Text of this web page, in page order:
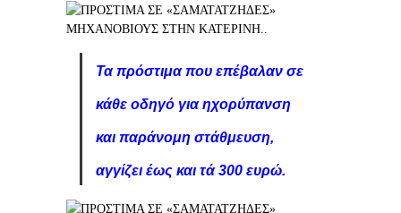
Τα πρόστιμα που επέβαλαν σε
κάθε οδηγό για ηχορύπανση
και παράνομη στάθμευση,
αγγίζει έως και τά 300 ευρώ.